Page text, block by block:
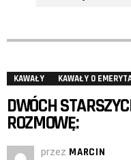
KAWAŁY KAWAŁY O
DWÓCH
ROZMOWĘ:
przez MARCIN